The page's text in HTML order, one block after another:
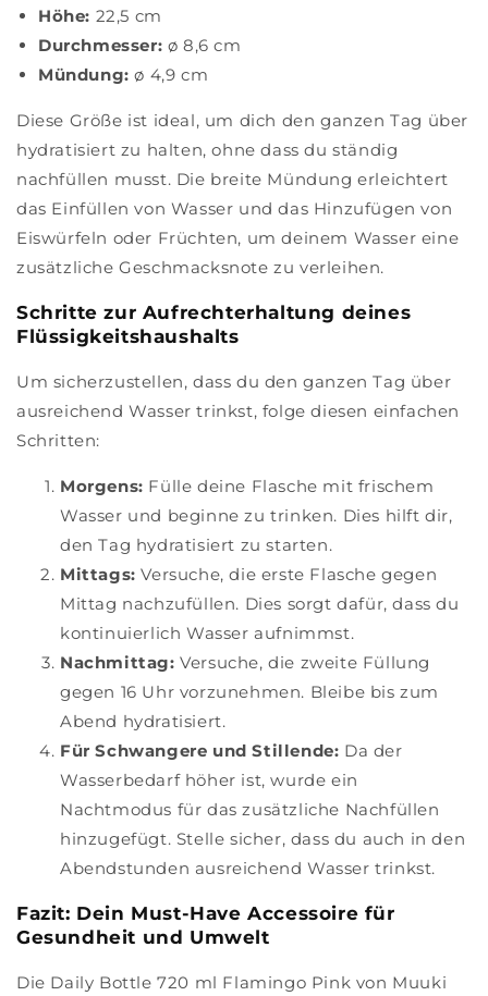
Höhe: 22,5 cm
Durchmesser: ø 8,6 cm
Mündung: ø 4,9 cm
Diese Größe ist ideal, um dich den ganzen Tag über
hydratisiert zu halten, ohne dass du ständig
nachfüllen musst. Die breite Mündung erleichtert
das Einfüllen von Wasser und das Hinzufügen von
Eiswürfeln oder Früchten, um deinem Wasser eine
zusätzliche Geschmacksnote zu verleihen.
Schritte zur Aufrechterhaltung deines
Flüssigkeitshaushalts
Um sicherzustellen, dass du den ganzen Tag über
ausreichend Wasser trinkst, folge diesen einfachen
Schritten:
Morgens: Fülle deine Flasche mit frischem
Wasser und beginne zu trinken. Dies hilft dir,
den Tag hydratisiert zu starten.
Mittags: Versuche, die erste Flasche gegen
Mittag nachzufüllen. Dies sorgt dafür, dass du
kontinuierlich Wasser aufnimmst.
Nachmittag: Versuche, die zweite Füllung
gegen 16 Uhr vorzunehmen. Bleibe bis zum
Abend hydratisiert.
Für Schwangere und Stillende: Da der
Wasserbedarf höher ist, wurde ein
Nachtmodus für das zusätzliche Nachfüllen
hinzugefügt. Stelle sicher, dass du auch in den
Abendstunden ausreichend Wasser trinkst.
Fazit: Dein Must-Have Accessoire für
Gesundheit und Umwelt
Die Daily Bottle 720 ml Flamingo Pink von Muuki